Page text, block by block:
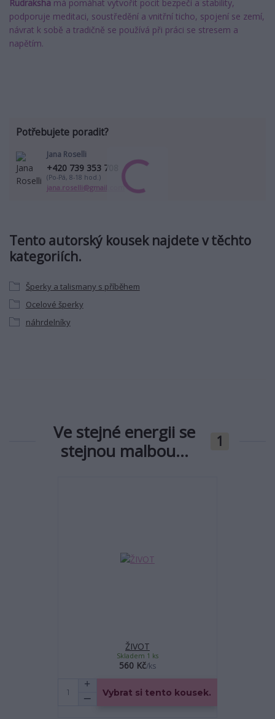
Rudraksha má pomáhat vytvořit pocit bezpečí a stability,
podporuje meditaci, soustředění a vnitřní ticho, spojení se zemí,
návrat k sobě a tradičně se používá při práci se stresem a
napětím.
Tento autorský kousek najdete v těchto
kategoriích.
Šperky a talismany s příběhem
Ocelové šperky
náhrdelníky
Potřebujete poradit?
Jana Roselli
+420 739 353 708
(Po-Pá, 8-18 hod.)
jana.roselli@gmail.com
Ve stejné energii se
stejnou malbou...
1
ŽIVOT
560 Kč/ks
Skladem 1 ks
Vybrat si tento kousek.